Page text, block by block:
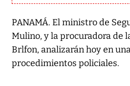
PANAMÁ. El ministro de
Mulino, y la procuradora de
Brlfon, analizarán hoy en
procedimientos policiales.